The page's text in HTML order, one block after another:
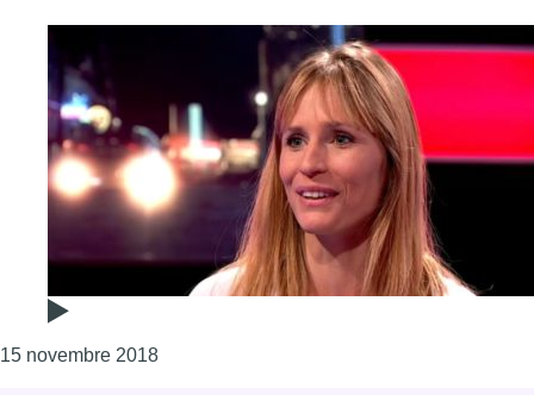
15 novembre 2018Consulter l'article "Adeline Dieudonné